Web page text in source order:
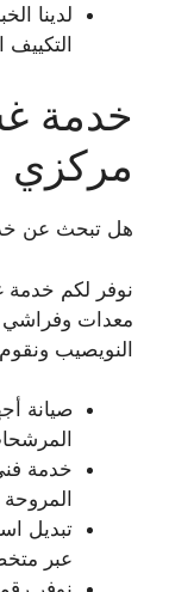
لدينا
التكييف
خدمة
مركزي
هل تبحث عن
نوفر لكم
معدات
النويصيب ونقوم
صيانة
خدمة
المروحة
تبديل
عبر